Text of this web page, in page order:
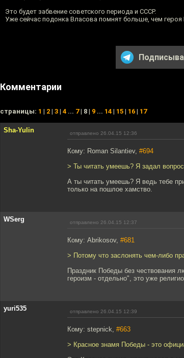
Это будет забвение советского периода и СССР.
Уже сейчас подонка Власова помнят больше, чем
Комментарии
cтраницы: 1 | 2 | 3 | 4 ... 7| 8 | 9 ... 14 | 15 | 16 | 17
Sha-Yulin отправлено 26.04.15 12:36
Кому: Roman Silantiev, #694
> Ты читать умеешь? Я задал
А ты читать умеешь? Я ведь тебе
только на пошлое хамство.
WSerg отправлено 26.04.15 12:37
Кому: Abrikosov, #681
> Потому что заслонять чем-либо
Праздник Победы без чествования
героизм - отдельно", это уже
yuri535 отправлено 26.04.15 12:39
Кому: stepnick, #663
> Красное знамя Победы - это